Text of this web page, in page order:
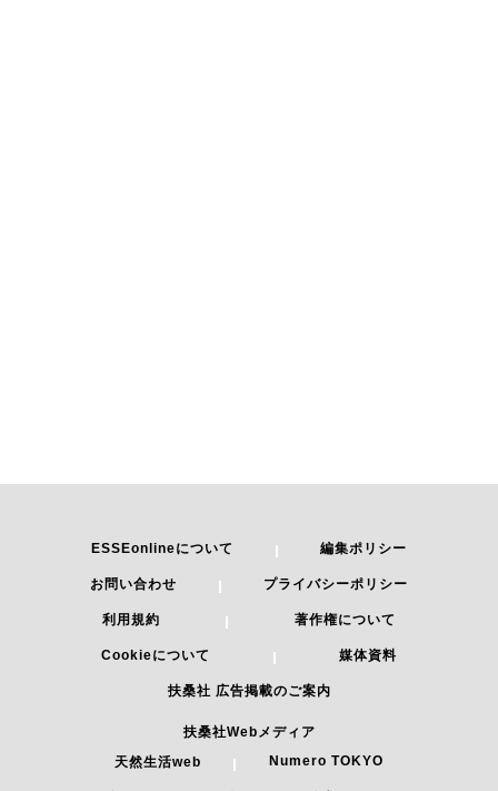
ESSEonlineについて 編集ポリシー
お問い合わせ プライバシーポリシー
利用規約 著作権について
Cookieについて 媒体資料
扶桑社 広告掲載のご案内
扶桑社Webメディア
天然生活web
Numero TOKYO